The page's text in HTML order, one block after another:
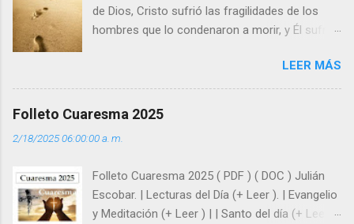
de Dios, Cristo sufrió las fragilidades de los
hombres que lo condenaron a morir, y Él sufrió
enseña Jesucristo? Que, si seguimos sus
huellas, sin ser superhombres, podemos
siempre está pendiente de nosotros. Amar es
y protegidos por nosotros. “ Señor, soy un
árbol sin frutos, pero tú me das la savia para
que al menos mis ramas y hojas den sombra
LEER MÁS
Folleto Cuaresma 2025
2/18/2025 06:00:00 a. m.
Folleto Cuaresma 2025 ( PDF ) ( DOC ) Julián
Escobar. | Lecturas del Día (+ Leer ). | Evangelio
y Meditación (+ Leer ) | | Santo del día (+ Leer )